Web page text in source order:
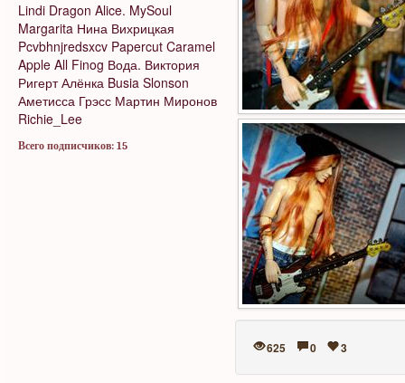
Lindi Dragon Alice. MySoul
Margarita Нина Вихрицкая
Pcvbhnjredsxcv Papercut Caramel
Apple All Finog Вода. Виктория
Ригерт Алёнка Busia Slonson
Аметисса Грэсс Мартин Миронов
Richie_Lee
Всего подписчиков: 15
625 0 3